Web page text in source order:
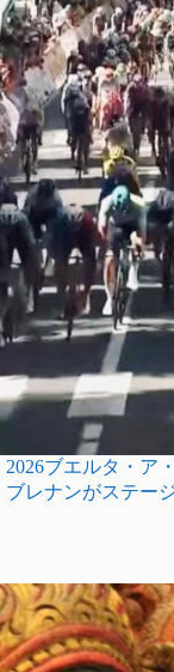
ブエルタ・ア
レナンがステー